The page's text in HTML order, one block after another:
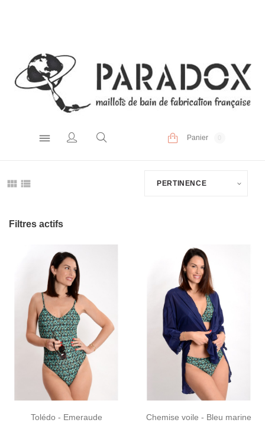
Panier
PERTINENCE
Filtres actifs
Tolédo - Emeraude Chemise voile - Bleu marine